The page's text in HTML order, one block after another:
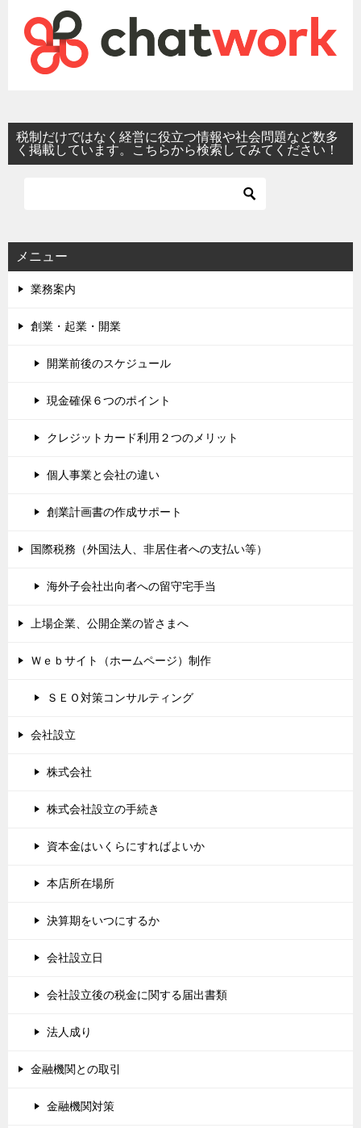
税制だけではなく経営に役立つ情報や社会問題など数多
く掲載しています。こちらから検索してみてください！
メニュー
業務案内
創業・起業・開業
開業前後のスケジュール
現金確保６つのポイント
クレジットカード利用２つのメリット
個人事業と会社の違い
創業計画書の作成サポート
国際税務（外国法人、非居住者への支払い等）
海外子会社出向者への留守宅手当
上場企業、公開企業の皆さまへ
Ｗｅｂサイト（ホームページ）制作
ＳＥＯ対策コンサルティング
会社設立
株式会社
株式会社設立の手続き
資本金はいくらにすればよいか
本店所在場所
決算期をいつにするか
会社設立日
会社設立後の税金に関する届出書類
法人成り
金融機関との取引
金融機関対策